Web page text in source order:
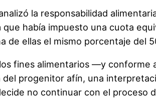
la responsabilidad
había impuesto una cuota
de ellas el mismo porcentaje del
fines alimentarios —y
del progenitor afín, una
no continuar con el proceso